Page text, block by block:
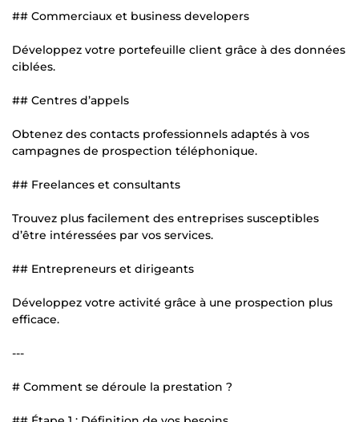
## Commerciaux et business developers
Développez votre portefeuille client grâce à des données
ciblées.
## Centres d’appels
Obtenez des contacts professionnels adaptés à vos
campagnes de prospection téléphonique.
## Freelances et consultants
Trouvez plus facilement des entreprises susceptibles
d’être intéressées par vos services.
## Entrepreneurs et dirigeants
Développez votre activité grâce à une prospection plus
efficace.
---
# Comment se déroule la prestation ?